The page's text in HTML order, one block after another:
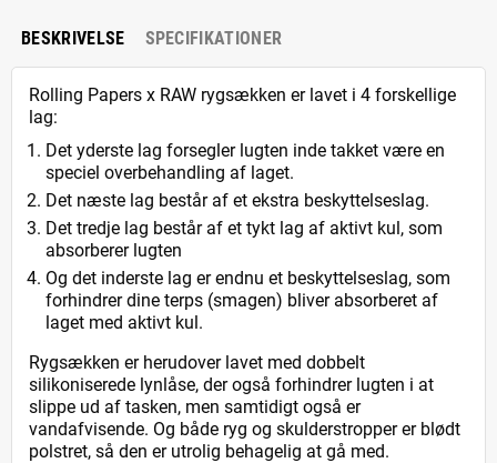
BESKRIVELSE SPECIFIKATIONER
Rolling Papers x RAW rygsækken er lavet i 4 forskellige
lag:
Det yderste lag forsegler lugten inde takket være en
speciel overbehandling af laget.
Det næste lag består af et ekstra beskyttelseslag.
Det tredje lag består af et tykt lag af aktivt kul, som
absorberer lugten
Og det inderste lag er endnu et beskyttelseslag, som
forhindrer dine terps (smagen) bliver absorberet af
laget med aktivt kul.
Rygsækken er herudover lavet med dobbelt
silikoniserede lynlåse, der også forhindrer lugten i at
slippe ud af tasken, men samtidigt også er
vandafvisende. Og både ryg og skulderstropper er blødt
polstret, så den er utrolig behagelig at gå med.